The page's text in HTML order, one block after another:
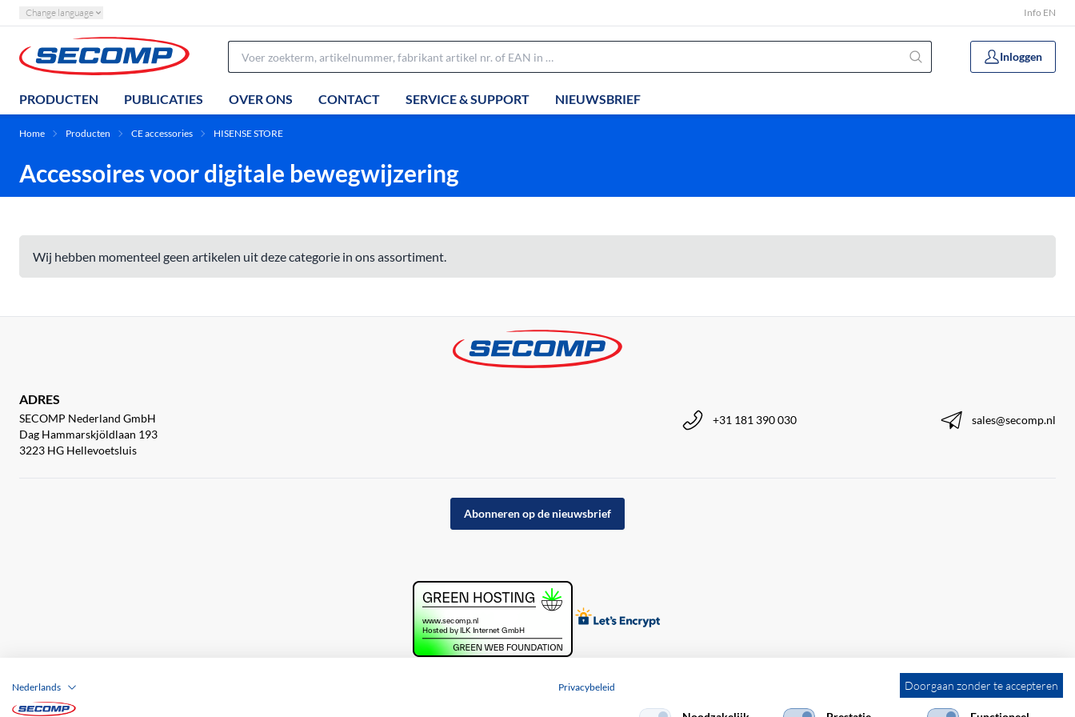
Change language Info EN
Inloggen
PRODUCTEN PUBLICATIES OVER ONS CONTACT SERVICE & SUPPORT NIEUWSBRIEF
Home Producten CE accessories HISENSE STORE
Accessoires voor digitale bewegwijzering
Wij hebben momenteel geen artikelen uit deze categorie in ons assortiment.
ADRES
SECOMP Nederland GmbH
Dag Hammarskjöldlaan 193
3223 HG Hellevoetsluis
+31 181 390 030 sales@secomp.nl
Abonneren op de nieuwsbrief
Doorgaan zonder te accepteren
Nederlands Privacybeleid